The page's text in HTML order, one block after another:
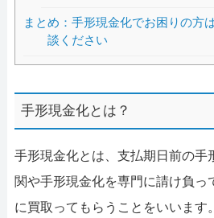
まとめ：手形現金化でお困りの方
談ください
手形現金化とは？
手形現金化とは、支払期日前の手
関や手形現金化を専門に請け負っ
に買取ってもらうことをいいます。